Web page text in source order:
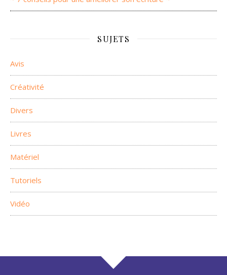
SUJETS
Avis
Créativité
Divers
Livres
Matériel
Tutoriels
Vidéo